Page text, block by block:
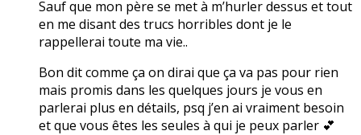
Sauf que mon père se met à m’hurler dessus et tout
en me disant des trucs horribles dont je le
rappellerai toute ma vie..
Bon dit comme ça on dirai que ça va pas pour rien
mais promis dans les quelques jours je vous en
parlerai plus en détails, psq j’en ai vraiment besoin
et que vous êtes les seules à qui je peux parler 💕